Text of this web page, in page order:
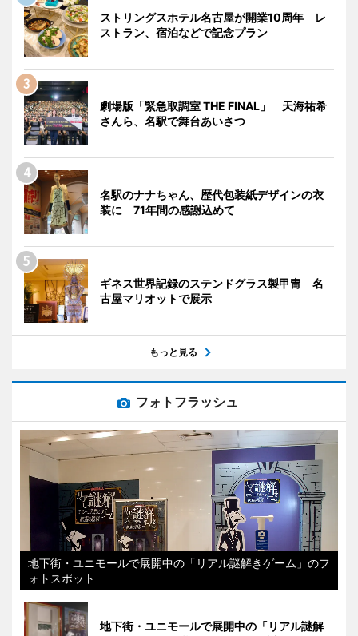
ストリングスホテル名古屋が開業10周年 レ
ストラン、宿泊などで記念プラン
劇場版「緊急取調室 THE FINAL」 天海祐希
さんら、名駅で舞台あいさつ
名駅のナナちゃん、歴代包装紙デザインの衣
装に 71年間の感謝込めて
ギネス世界記録のステンドグラス製甲冑 名
古屋マリオットで展示
もっと見る
フォトフラッシュ
地下街・ユニモールで展開中の「リアル謎解きゲーム」のフ
ォトスポット
地下街・ユニモールで展開中の「リアル謎解